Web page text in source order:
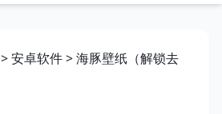
>安卓软件> 海豚壁纸（解锁去